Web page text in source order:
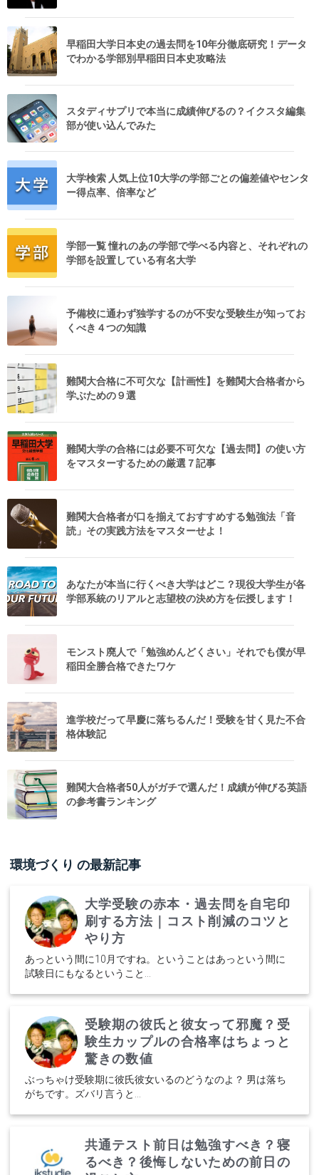
早稲田大学日本史の過去問を10年分徹底研究！データ
でわかる学部別早稲田日本史攻略法
スタディサプリで本当に成績伸びるの？イクスタ編集
部が使い込んでみた
大学検索 人気上位10大学の学部ごとの偏差値やセンタ
ー得点率、倍率など
学部一覧 憧れのあの学部で学べる内容と、それぞれの
学部を設置している有名大学
予備校に通わず独学するのが不安な受験生が知ってお
くべき４つの知識
難関大合格に不可欠な【計画性】を難関大合格者から
学ぶための９選
難関大学の合格には必要不可欠な【過去問】の使い方
をマスターするための厳選７記事
難関大合格者が口を揃えておすすめする勉強法「音
読」その実践方法をマスターせよ！
あなたが本当に行くべき大学はどこ？現役大学生が各
学部系統のリアルと志望校の決め方を伝授します！
モンスト廃人で「勉強めんどくさい」それでも僕が早
稲田全勝合格できたワケ
進学校だって早慶に落ちるんだ！受験を甘く見た不合
格体験記
難関大合格者50人がガチで選んだ！成績が伸びる英語
の参考書ランキング
環境づくり の最新記事
大学受験の赤本・過去問を自宅印
刷する方法｜コスト削減のコツと
やり方
あっという間に10月ですね。ということはあっという間に
試験日にもなるということ...
受験期の彼氏と彼女って邪魔？受
験生カップルの合格率はちょっと
驚きの数値
ぶっちゃけ受験期に彼氏彼女いるのどうなのよ？ 男は落ち
がちです。ズバリ言うと...
共通テスト前日は勉強すべき？寝
るべき？後悔しないための前日の